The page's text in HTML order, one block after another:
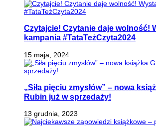
Czytajcie! Czytanie daje wolność!
kampania #TataTeżCzyta2024
15 maja, 2024
„Siła pięciu zmysłów” – nowa
Rubin już w sprzedaży!
13 grudnia, 2023